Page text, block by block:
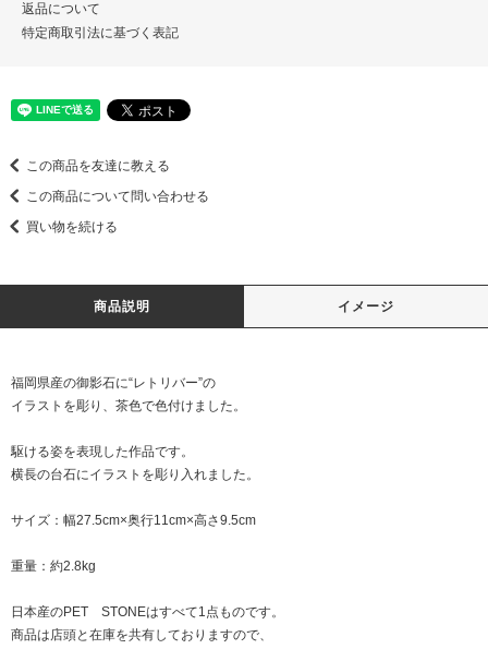
返品について
特定商取引法に基づく表記
この商品を友達に教える
この商品について問い合わせる
買い物を続ける
商品説明 イメージ
福岡県産の御影石に“レトリバー”の
イラストを彫り、茶色で色付けました。
駆ける姿を表現した作品です。
横長の台石にイラストを彫り入れました。
サイズ：幅27.5cm×奥行11cm×高さ9.5cm
重量：約2.8kg
日本産のPET STONEはすべて1点ものです。
商品は店頭と在庫を共有しておりますので、